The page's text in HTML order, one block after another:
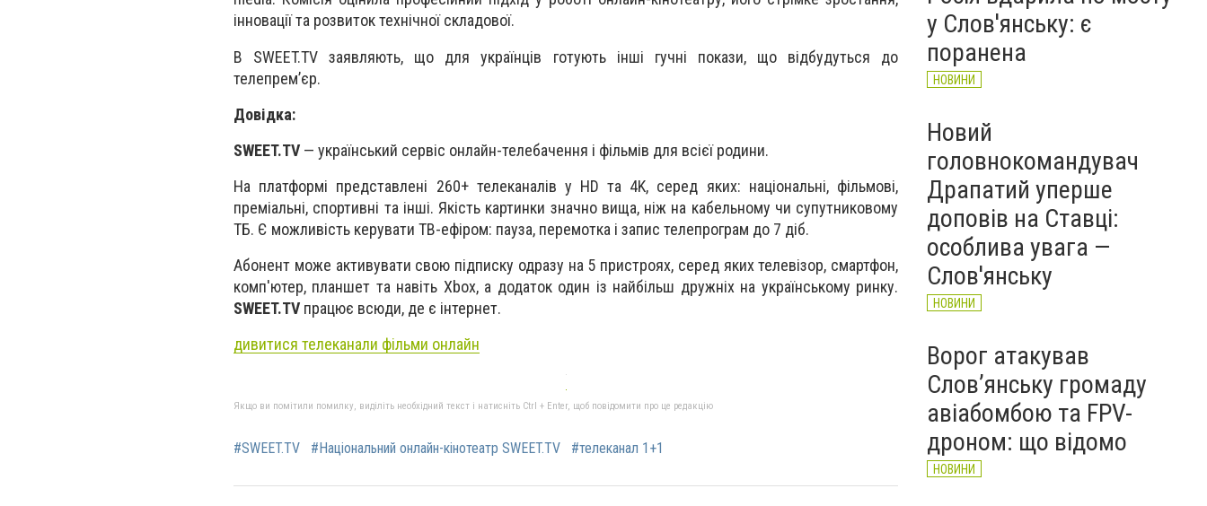
інновації та розвиток технічної складової.
В SWEET.TV заявляють, що для українців готують інші гучні покази, що відбудуться до
телепрем’єр.
Довідка:
SWEET.TV — український сервіс онлайн-телебачення і фільмів для всієї родини.
На платформі представлені 260+ телеканалів у HD та 4K, серед яких: національні, фільмові,
преміальні, спортивні та інші. Якість картинки значно вища, ніж на кабельному чи супутниковому
ТБ. Є можливість керувати ТВ-ефіром: пауза, перемотка і запис телепрограм до 7 діб.
Абонент може активувати свою підписку одразу на 5 пристроях, серед яких телевізор, смартфон,
комп'ютер, планшет та навіть Xbox, а додаток один із найбільш дружніх на українському ринку.
SWEET.TV працює всюди, де є інтернет.
дивитися телеканали фільми онлайн
Якщо ви помітили помилку, виділіть необхідний текст і натисніть Ctrl + Enter, щоб повідомити про це редакцію
#SWEET.TV #Національний онлайн-кінотеатр SWEET.TV #телеканал 1+1
у Слов'янську: є
поранена
НОВИНИ
Новий
головнокомандувач
Драпатий уперше
доповів на Ставці:
особлива увага —
Слов'янську
НОВИНИ
Ворог атакував
Слов’янську громаду
авіабомбою та FPV-
дроном: що відомо
НОВИНИ